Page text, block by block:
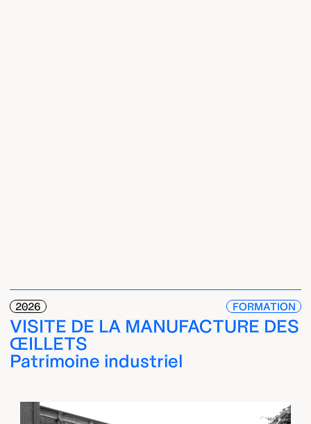
2026 FORMATION
VISITE DE LA MANUFACTURE DES
ŒILLETS
Patrimoine industriel